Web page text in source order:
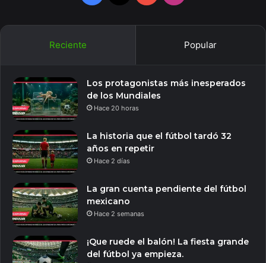
Reciente Popular
Los protagonistas más inesperados
de los Mundiales
Hace 20 horas
La historia que el fútbol tardó 32
años en repetir
Hace 2 días
La gran cuenta pendiente del fútbol
mexicano
Hace 2 semanas
¡Que ruede el balón! La fiesta grande
del fútbol ya empieza.